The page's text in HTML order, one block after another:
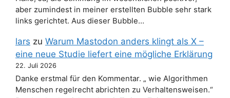
aber zumindest in meiner erstellten Bubble sehr stark
links gerichtet. Aus dieser Bubble…
lars zu Warum Mastodon anders klingt als X –
eine neue Studie liefert eine mögliche Erklärung
22. Juli 2026
Danke erstmal für den Kommentar. „ wie Algorithmen
Menschen regelrecht abrichten zu Verhaltensweisen.“